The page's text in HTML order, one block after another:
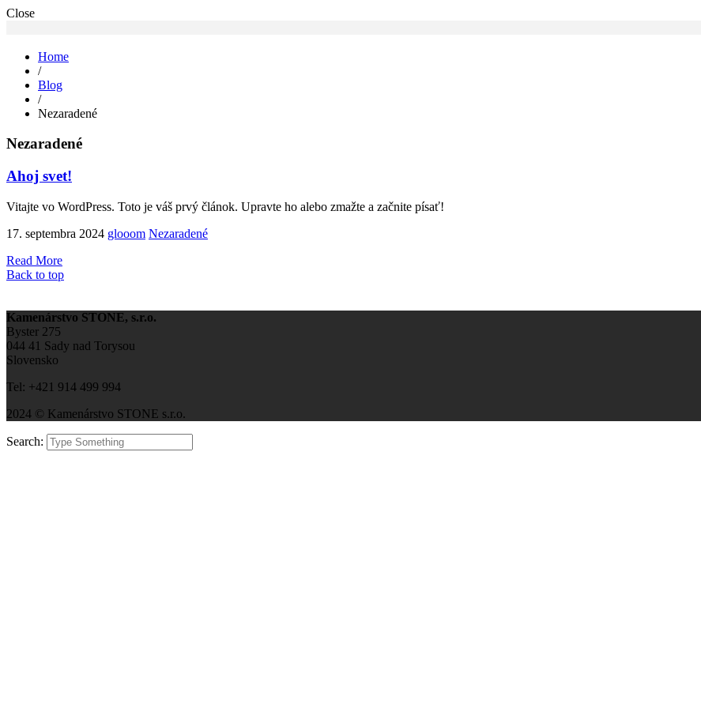
Close
Home
/
Blog
/
Nezaradené
Nezaradené
Ahoj svet!
Vitajte vo WordPress. Toto je váš prvý článok. Upravte ho alebo zmažte a začnite písať!
17. septembra 2024 glooom Nezaradené
Read More
Back to top
Kamenárstvo STONE, s.r.o.
Byster 275
044 41 Sady nad Torysou
Slovensko
Tel: +421 914 499 994
2024 © Kamenárstvo STONE s.r.o.
Search: